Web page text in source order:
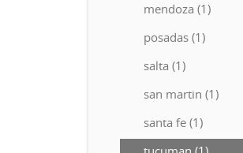
mendoza (1)
posadas (1)
salta (1)
san martin (1)
santa fe (1)